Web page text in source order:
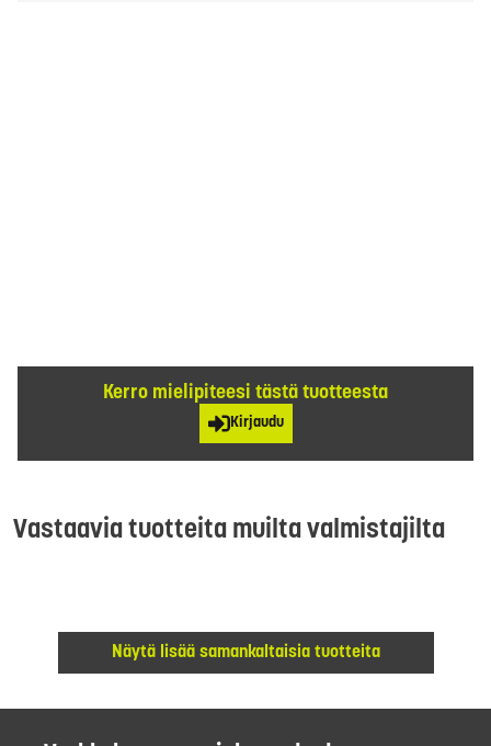
Kerro mielipiteesi tästä tuotteesta
Kirjaudu
Vastaavia tuotteita muilta valmistajilta
Näytä lisää samankaltaisia tuotteita